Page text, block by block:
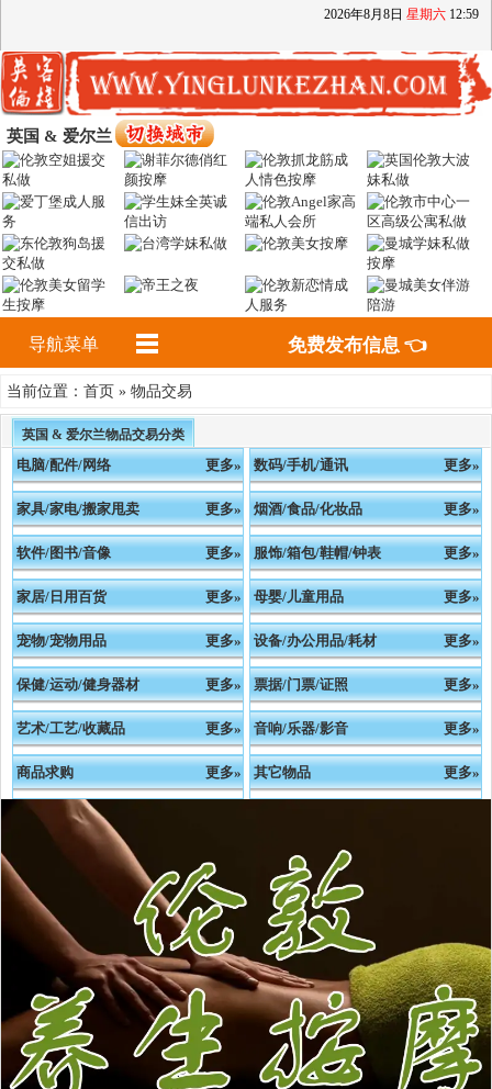
2026年8月 8日 星期六 12:59
英国 & 爱尔兰
导航菜单 免费发布信息 👈
当前位置： 首页 » 物品交易
英国 & 爱尔兰物品交易分类
电脑/配件/网络 更多» 数码/手机/通讯 更多»
家具/家电/搬家甩卖 更多» 烟酒/食品/化妆品 更多»
软件/图书/音像 更多» 服饰/箱包/鞋帽/钟表 更多»
家居/日用百货 更多» 母婴/儿童用品 更多»
宠物/宠物用品 更多» 设备/办公用品/耗材 更多»
保健/运动/健身器材 更多» 票据/门票/证照 更多»
艺术/工艺/收藏品 更多» 音响/乐器/影音 更多»
商品求购 更多» 其它物品 更多»